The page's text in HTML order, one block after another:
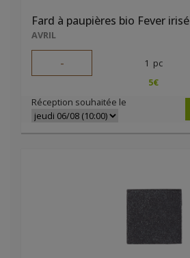
Fard à paupières bio Fever irisé
AVRIL
- 1 pc
5€
Réception souhaitée le